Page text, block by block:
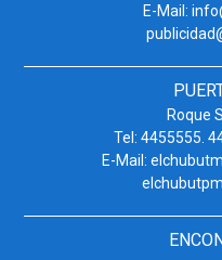
E-Mail:
Roque
Tel: 4455555.
E-Mail: